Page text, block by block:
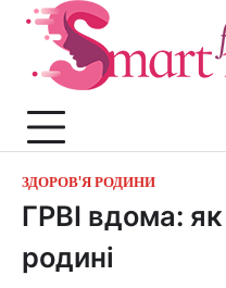
Перейти
ЗДОРОВ'Я РОДИНИ
ГРВІ вдома:
родині